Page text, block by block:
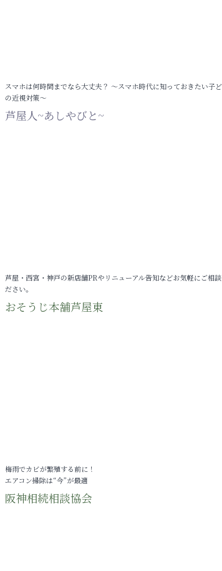
スマホは何時間までなら大丈夫？ ～スマホ時代に知っておきたい子
の近視対策～
芦屋人~あしやびと~
芦屋・西宮・神戸の新店舗PRやリニューアル告知などお気軽にご相
ださい。
おそうじ本舗芦屋東
梅雨でカビが繁殖する前に！
エアコン掃除は“今”が最適
阪神相続相談協会